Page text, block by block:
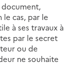
cas, par le
à ses travaux à
par le secret
ou de
ne souhaite